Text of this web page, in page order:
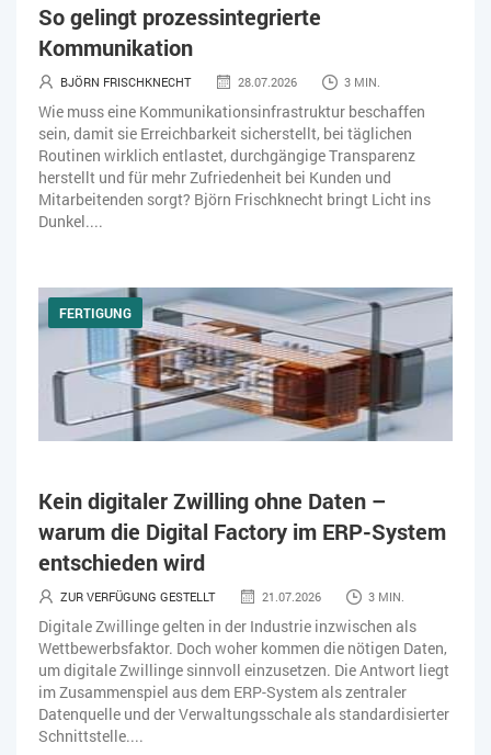
So gelingt prozessintegrierte
Kommunikation
BJÖRN FRISCHKNECHT 28.07.2026 3 MIN.
Wie muss eine Kommunikationsinfrastruktur beschaffen
sein, damit sie Erreichbarkeit sicherstellt, bei täglichen
Routinen wirklich entlastet, durchgängige Transparenz
herstellt und für mehr Zufriedenheit bei Kunden und
Mitarbeitenden sorgt? Björn Frischknecht bringt Licht ins
Dunkel....
FERTIGUNG
Kein digitaler Zwilling ohne Daten –
warum die Digital Factory im ERP-System
entschieden wird
ZUR VERFÜGUNG GESTELLT 21.07.2026 3 MIN.
Digitale Zwillinge gelten in der Industrie inzwischen als
Wettbewerbsfaktor. Doch woher kommen die nötigen Daten,
um digitale Zwillinge sinnvoll einzusetzen. Die Antwort liegt
im Zusammenspiel aus dem ERP-System als zentraler
Datenquelle und der Verwaltungsschale als standardisierter
Schnittstelle....